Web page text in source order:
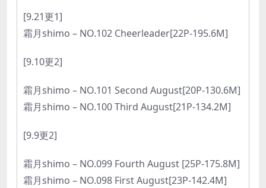
[9.21更1]
霜月shimo – NO.102 Cheerleader[22P-195.6M]
[9.10更2]
霜月shimo – NO.101 Second August[20P-130.6M]
霜月shimo – NO.100 Third August[21P-134.2M]
[9.9更2]
霜月shimo – NO.099 Fourth August [25P-175.8M]
霜月shimo – NO.098 First August[23P-142.4M]